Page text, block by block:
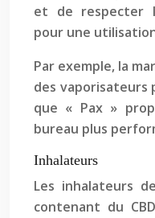
et de respecter
pour une
Par exemple, la
des vaporisateurs
que « Pax »
bureau plus
Inhalateurs
Les inhalateurs
contenant du